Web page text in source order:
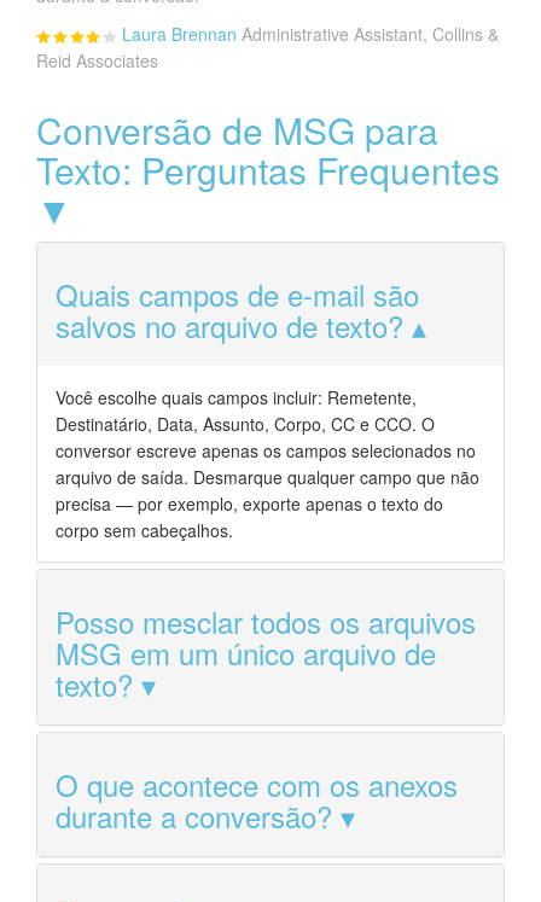
Laura Brennan Administrative Assistant, Collins &
Reid Associates
Conversão de MSG para
Texto: Perguntas Frequentes
▼
Quais campos de e-mail são
salvos no arquivo de texto?
Você escolhe quais campos incluir: Remetente,
Destinatário, Data, Assunto, Corpo, CC e CCO. O
conversor escreve apenas os campos selecionados no
arquivo de saída. Desmarque qualquer campo que não
precisa — por exemplo, exporte apenas o texto do
corpo sem cabeçalhos.
Posso mesclar todos os arquivos
MSG em um único arquivo de
texto?
O que acontece com os anexos
durante a conversão?